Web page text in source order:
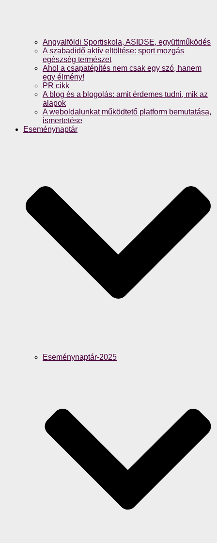
Angyalföldi Sportiskola, ASIDSE, együttműködés
A szabadidő aktív eltöltése: sport mozgás
egészség természet
Ahol a csapatépítés nem csak egy szó, hanem
egy élmény!
PR cikk
A blog és a blogolás: amit érdemes tudni, mik az
alapok
A weboldalunkat működtető platform bemutatása,
ismertetése
Eseménynaptár
Eseménynaptár-2025